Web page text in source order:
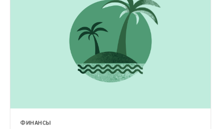
Медведев анонсировал санкции против
Турции (обновлено)По словам премьера,
будут подписаны соответствующий указ
президента и постановление
У граждан Турции возникли проблемы при
въезде в Россию Около 30 граждан этой
страны не прошли паспортный контроль
и были отправлены обратно
ФИНАНСЫ